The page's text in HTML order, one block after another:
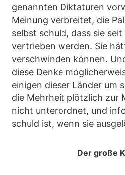
genannten Diktaturen
Meinung verbreitet, die
selbst schuld, dass sie
vertrieben werden. Sie
verschwinden können.
diese Denke
einigen dieser Länder um
die Mehrheit plötzlich zur
nicht unterordnet, und
schuld ist, wenn sie
Der große